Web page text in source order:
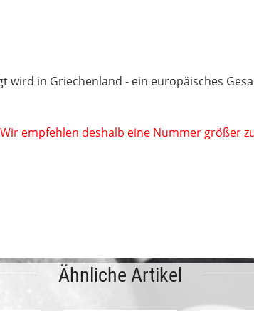
wird in Griechenland - ein europäisches
empfehlen deshalb eine Nummer größer
Ähnliche Artikel